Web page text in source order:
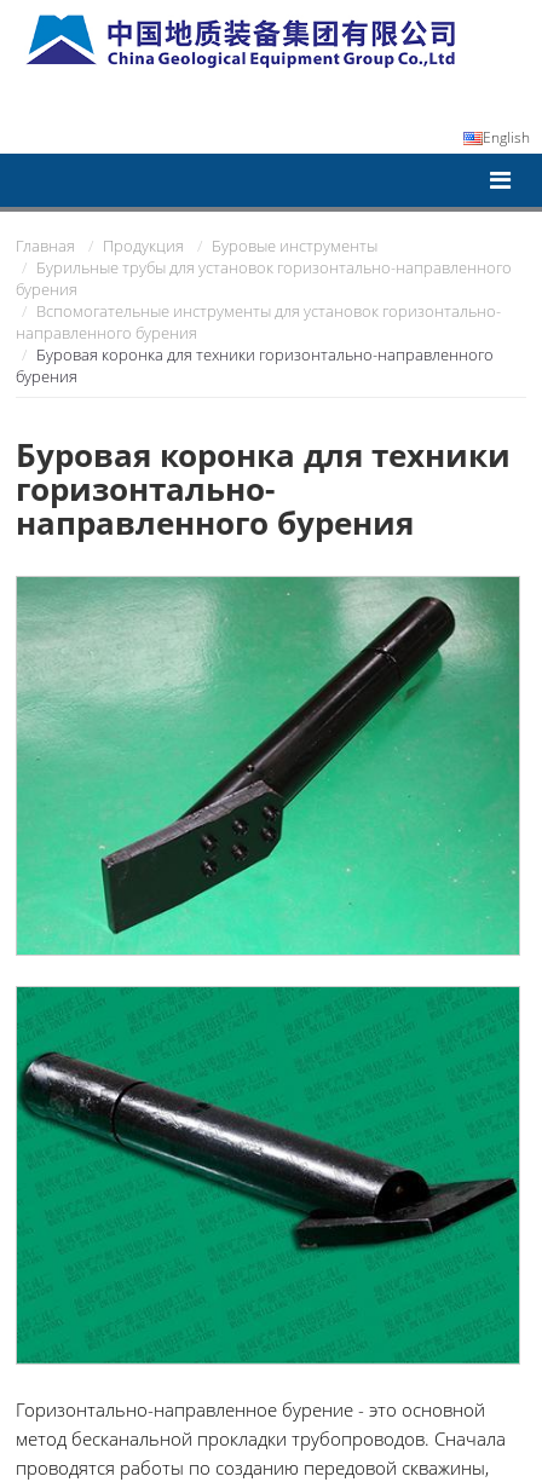
English
Главная Продукция
Буровые инструменты
Бурильные трубы для установок горизонтально-направленного
бурения
Вспомогательные инструменты для установок горизонтально-
направленного бурения
Буровая коронка для техники горизонтально-направленного
бурения
Буровая коронка для техники
горизонтально-
направленного бурения
Горизонтально-направленное бурение - это основной
метод бесканальной прокладки трубопроводов. Сначала
проводятся работы по созданию передовой скважины,